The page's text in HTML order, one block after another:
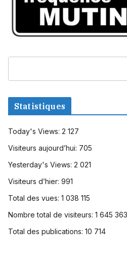
Statistiques
Today's Views: 2 127
Visiteurs aujourd’hui: 705
Yesterday's Views: 2 021
Visiteurs d’hier: 991
Total des vues: 1 038 115
Nombre total de visiteurs: 1 645 363
Total des publications: 10 714